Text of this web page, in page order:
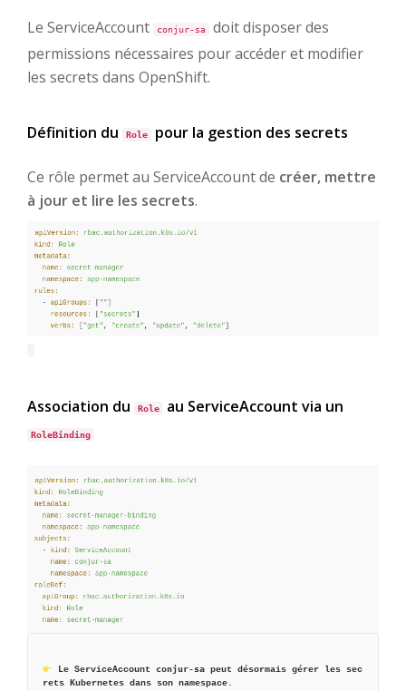
Le ServiceAccount conjur-sa
doit disposer des
permissions nécessaires pour accéder et modifier
les secrets dans OpenShift.
Définition du Role pour la gestion des secrets
Ce rôle permet au ServiceAccount de créer, mettre
à jour et lire les secrets.
Association du Role au ServiceAccount via un
RoleBinding
Le ServiceAccount conjur-sa peut désormais gérer les sec
rets Kubernetes dans son namespace.